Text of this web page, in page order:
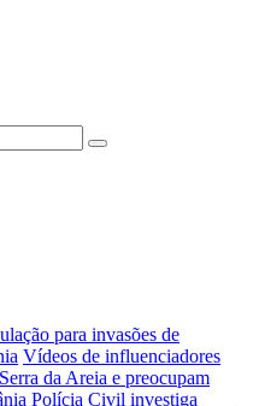
para invasões de
Vídeos de influenciadores
da Areia e preocupam
Polícia Civil investiga